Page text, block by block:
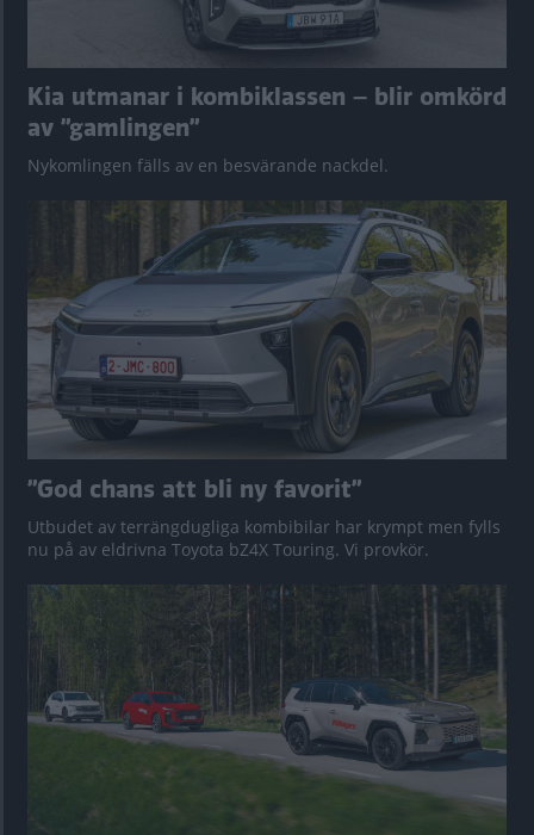
Kia utmanar i kombiklassen – blir omkörd
av ”gamlingen”
Nykomlingen fälls av en besvärande nackdel.
”God chans att bli ny favorit”
Utbudet av terrängdugliga kombibilar har krympt men fylls
nu på av eldrivna Toyota bZ4X Touring. Vi provkör.